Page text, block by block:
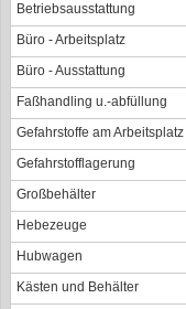
Betriebsausstattung
Büro - Arbeitsplatz
Büro - Ausstattung
Faßhandling u.-abfüllung
Gefahrstoffe am Arbeitsplatz
Gefahrstofflagerung
Großbehälter
Hebezeuge
Hubwagen
Kästen und Behälter